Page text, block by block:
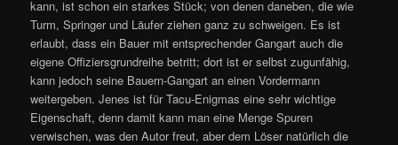
kann, ist schon ein starkes Stück; von denen daneben, die wie
Turm, Springer und Läufer ziehen ganz zu schweigen. Es ist
erlaubt, dass ein Bauer mit entsprechender Gangart auch die
eigene Offiziersgrundreihe betritt; dort ist er selbst zugunfähig,
kann jedoch seine Bauern-Gangart an einen Vordermann
weitergeben. Jenes ist für Tacu-Enigmas eine sehr wichtige
Eigenschaft, denn damit kann man eine Menge Spuren
verwischen, was den Autor freut, aber dem Löser natürlich die